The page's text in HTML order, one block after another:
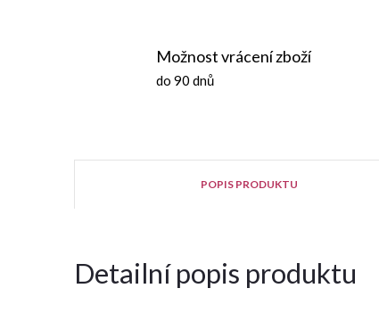
Možnost vrácení zboží
do 90 dnů
POPIS PRODUKTU
Detailní popis produktu